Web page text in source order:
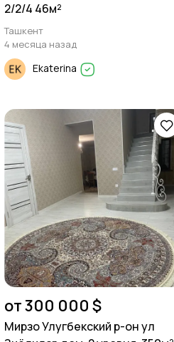
2/2/4 46м²
Ташкент
4 месяца назад
Ekaterina
от 300 000 $
Мирзо Улугбекский р-он ул